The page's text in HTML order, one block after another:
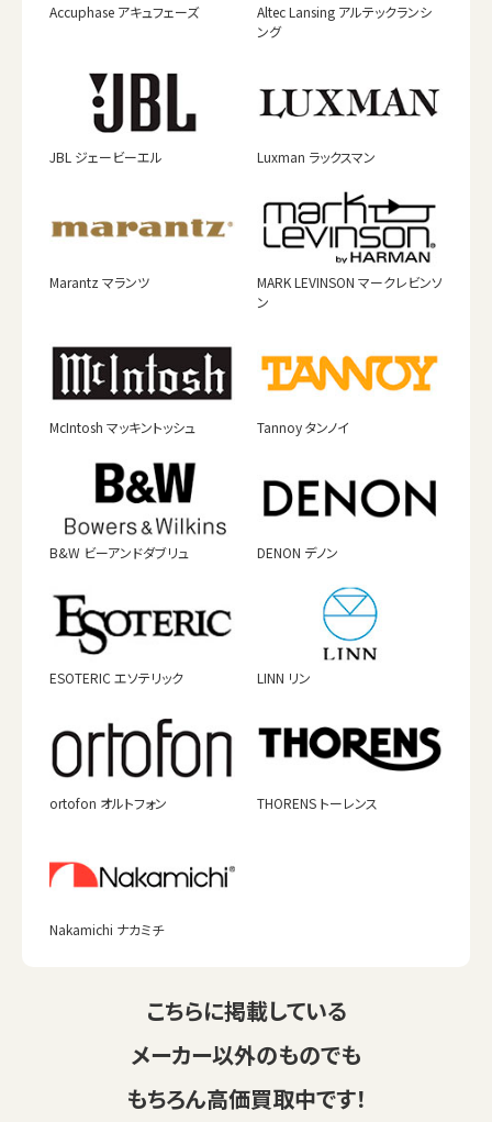
Accuphase アキュフェーズ
Altec Lansing アルテックランシ
ング
JBL ジェービーエル Luxman ラックスマン
Marantz マランツ
MARK LEVINSON マークレビンソ
ン
McIntosh マッキントッシュ Tannoy タンノイ
B&W ビーアンドダブリュ DENON デノン
ESOTERIC エソテリック LINN リン
ortofon オルトフォン THORENS トーレンス
Nakamichi ナカミチ
こちらに掲載している
メーカー以外のものでも
もちろん高価買取中です！